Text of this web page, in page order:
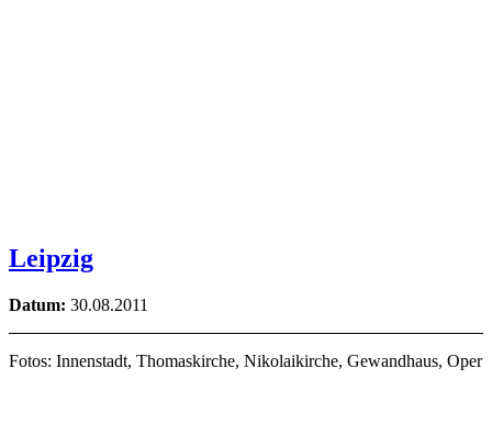
Leipzig
Datum: 30.08.2011
Fotos: Innenstadt, Thomaskirche, Nikolaikirche, Gewandhaus, Oper